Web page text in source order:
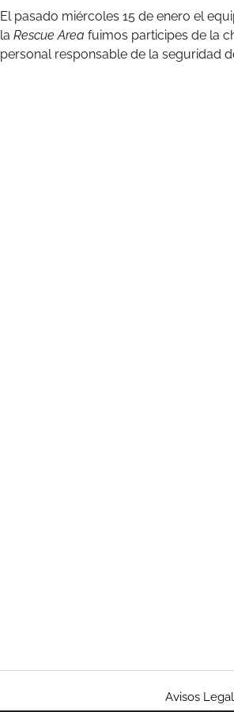
El pasado miércoles 15 de enero el
la Rescue Area fuimos participes de la
personal responsable de la seguridad
Avisos